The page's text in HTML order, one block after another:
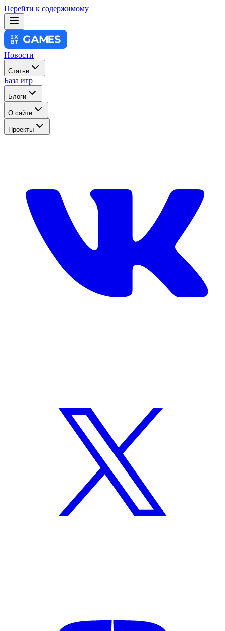
Перейти к содержимому
Новости
Статьи
База игр
Блоги
О сайте
Проекты